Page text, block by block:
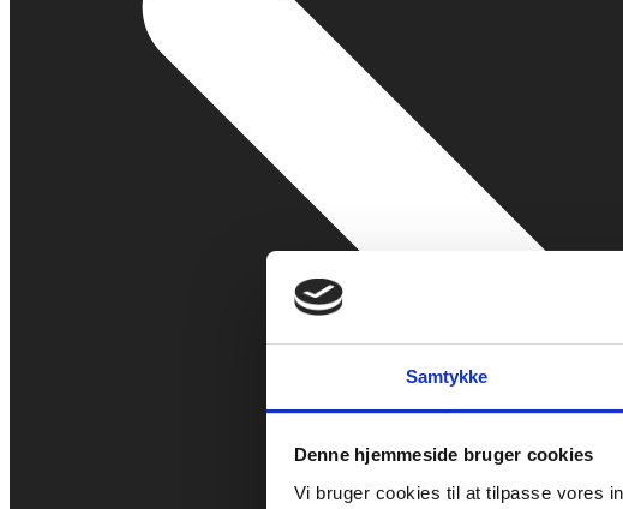
Samtykke
Denne hjemmeside bruger cookies
Vi bruger cookies til at tilpasse vores